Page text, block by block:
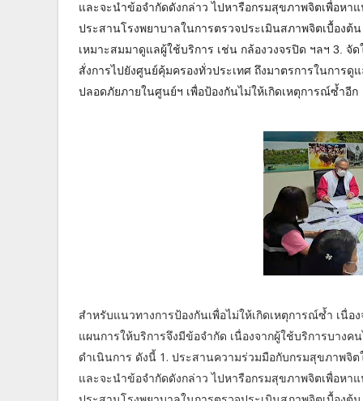
และจะนำข้อจำกัดดังกล่าว ไปหารือกรมสุขภาพจิตเพื่อห
ประสานโรงพยาบาลในการตรวจประเมินสภาพจิตเบื้อง
เหมาะสมมาดูแลผู้ใช้บริการ เช่น กล้องวงจรปิด ฯลฯ 3.
สั่งการไปยังศูนย์คุ้มครองทั่วประเทศ ถึงมาตรการในการ
ปลอดภัยภายในศูนย์ฯ เพื่อป้องกันไม่ให้เกิดเหตุการณ์ซ้ำอีก
สำหรับแนวทางการป้องกันเพื่อไม่ให้เกิดเหตุการณ์ซ้ำ เนื่
แผนการให้บริการจึงมีข้อจำกัด เนื่องจากผู้ใช้บริการบาง
ดำเนินการ ดังนี้ 1. ประสานความร่วมมือกับกรมสุขภาพจิ
และจะนำข้อจำกัดดังกล่าว ไปหารือกรมสุขภาพจิตเพื่อห